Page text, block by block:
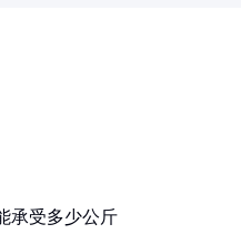
承受多少公斤